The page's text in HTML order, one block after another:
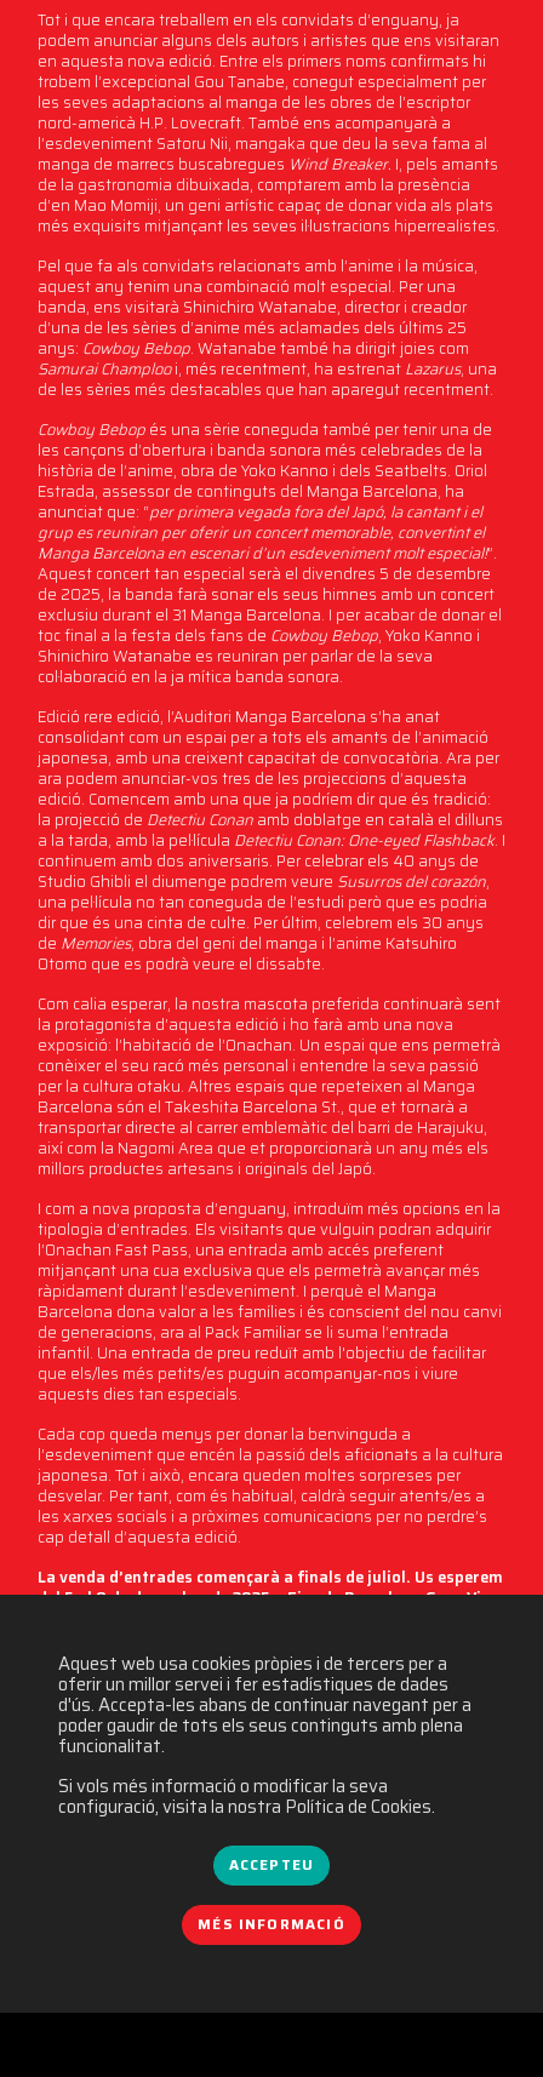
Tot i que encara treballem en els convidats d’enguany, ja
podem anunciar alguns dels autors i artistes que ens visitaran
en aquesta nova edició. Entre els primers noms confirmats hi
trobem l’excepcional Gou Tanabe, conegut especialment per
les seves adaptacions al manga de les obres de l’escriptor
nord-americà H.P. Lovecraft. També ens acompanyarà a
l’esdeveniment Satoru Nii, mangaka que deu la seva fama al
manga de marrecs buscabregues Wind Breaker. I, pels amants
de la gastronomia dibuixada, comptarem amb la presència
d’en Mao Momiji, un geni artístic capaç de donar vida als plats
més exquisits mitjançant les seves il·lustracions hiperrealistes.
Pel que fa als convidats relacionats amb l’anime i la música,
aquest any tenim una combinació molt especial. Per una
banda, ens visitarà Shinichiro Watanabe, director i creador
d’una de les sèries d’anime més aclamades dels últims 25
anys: Cowboy Bebop. Watanabe també ha dirigit joies com
Samurai Champlooi, més recentment, ha estrenatLazarus, una
de les sèries més destacables que han aparegut recentment.
Cowboy Bebopés una sèrie coneguda també per tenir una de
les cançons d’obertura i banda sonora més celebrades de la
història de l’anime, obra de Yoko Kanno i dels Seatbelts. Oriol
Estrada, assessor de continguts del Manga Barcelona, ha
anunciat que: “per primera vegada fora del Japó, la cantant i el
grup es reuniran per oferir un concert memorable, convertint el
Manga Barcelona en escenari d’un esdeveniment molt especial!”.
Aquest concert tan especial serà el divendres 5 de desembre
de 2025, la banda farà sonar els seus himnes amb un concert
exclusiu durant el 31 Manga Barcelona. I per acabar de donar el
toc final a la festa dels fans de Cowboy Bebop, Yoko Kanno i
Shinichiro Watanabe es reuniran per parlar de la seva
col·laboració en la ja mítica banda sonora.
Edició rere edició, l’Auditori Manga Barcelona s’ha anat
consolidant com un espai per a tots els amants de l’animació
japonesa, amb una creixent capacitat de convocatòria. Ara per
ara podem anunciar-vos tres de les projeccions d’aquesta
edició. Comencem amb una que ja podríem dir que és tradició:
la projecció de Detectiu Conanamb doblatge en català el dilluns
a la tarda, amb la pel·lícula Detectiu Conan: One-eyed Flashback. I
continuem amb dos aniversaris. Per celebrar els 40 anys de
Studio Ghibli el diumenge podrem veure Susurros del corazón,
una pel·lícula no tan coneguda de l’estudi però que es podria
dir que és una cinta de culte. Per últim, celebrem els 30 anys
de Memories, obra del geni del manga i l’anime Katsuhiro
Otomo que es podrà veure el dissabte.
Com calia esperar, la nostra mascota preferida continuarà sent
la protagonista d’aquesta edició i ho farà amb una nova
exposició: l’habitació de l’Onachan. Un espai que ens permetrà
conèixer el seu racó més personal i entendre la seva passió
per la cultura otaku. Altres espais que repeteixen al Manga
Barcelona són el Takeshita Barcelona St., que et tornarà a
transportar directe al carrer emblemàtic del barri de Harajuku,
així com la Nagomi Area que et proporcionarà un any més els
millors productes artesans i originals del Japó.
I com a nova proposta d’enguany, introduïm més opcions en la
tipologia d’entrades. Els visitants que vulguin podran adquirir
l’Onachan Fast Pass, una entrada amb accés preferent
mitjançant una cua exclusiva que els permetrà avançar més
ràpidament durant l’esdeveniment. I perquè el Manga
Barcelona dona valor a les famílies i és conscient del nou canvi
de generacions, ara al Pack Familiar se li suma l’entrada
infantil. Una entrada de preu reduït amb l'objectiu de facilitar
que els/les més petits/es puguin acompanyar-nos i viure
aquests dies tan especials.
Cada cop queda menys per donar la benvinguda a
l’esdeveniment que encén la passió dels aficionats a la cultura
japonesa. Tot i això, encara queden moltes sorpreses per
desvelar. Per tant, com és habitual, caldrà seguir atents/es a
les xarxes socials i a pròximes comunicacions per no perdre’s
cap detall d’aquesta edició.
La venda d’entrades començarà a finals de juliol. Us esperem
del 5 al 8 de desembre de 2025 a Fira de Barcelona Gran Via.
5960 visites
Aquest web usa cookies pròpies i de tercers per a
oferir un millor servei i fer estadístiques de dades
d'ús. Accepta-les abans de continuar navegant per a
poder gaudir de tots els seus continguts amb plena
funcionalitat.
Si vols més informació o modificar la seva
configuració, visita la nostra Política de Cookies.
ACCEPTEU
MÉS INFORMACIÓ